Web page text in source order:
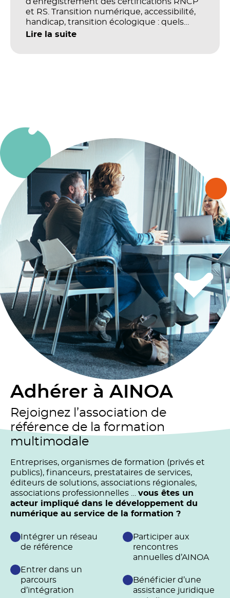
et RS. Transition numérique, accessibilité,
handicap, transition écologique : quels
impacts concrets pour les référentiels dans
Lire la suite
Adhérer à AINOA
Rejoignez l’association de
référence de la formation
multimodale
Entreprises, organismes de formation (privés et
publics), financeurs, prestataires de services,
éditeurs de solutions, associations régionales,
associations professionnelles … vous êtes un
acteur impliqué dans le développement du
numérique au service de la formation ?
Intégrer un réseau
de référence
Entrer dans un
parcours
d’intégration
Participer aux
rencontres
annuelles d’AINOA
Bénéficier d’une
assistance juridique